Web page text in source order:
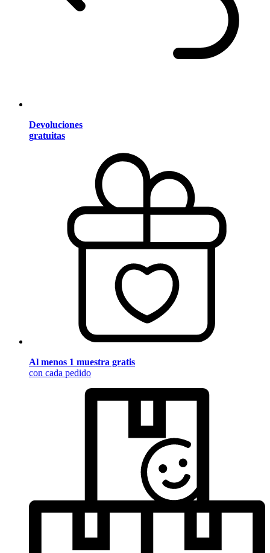
Devoluciones
gratuitas
Al menos 1 muestra gratis
con cada pedido